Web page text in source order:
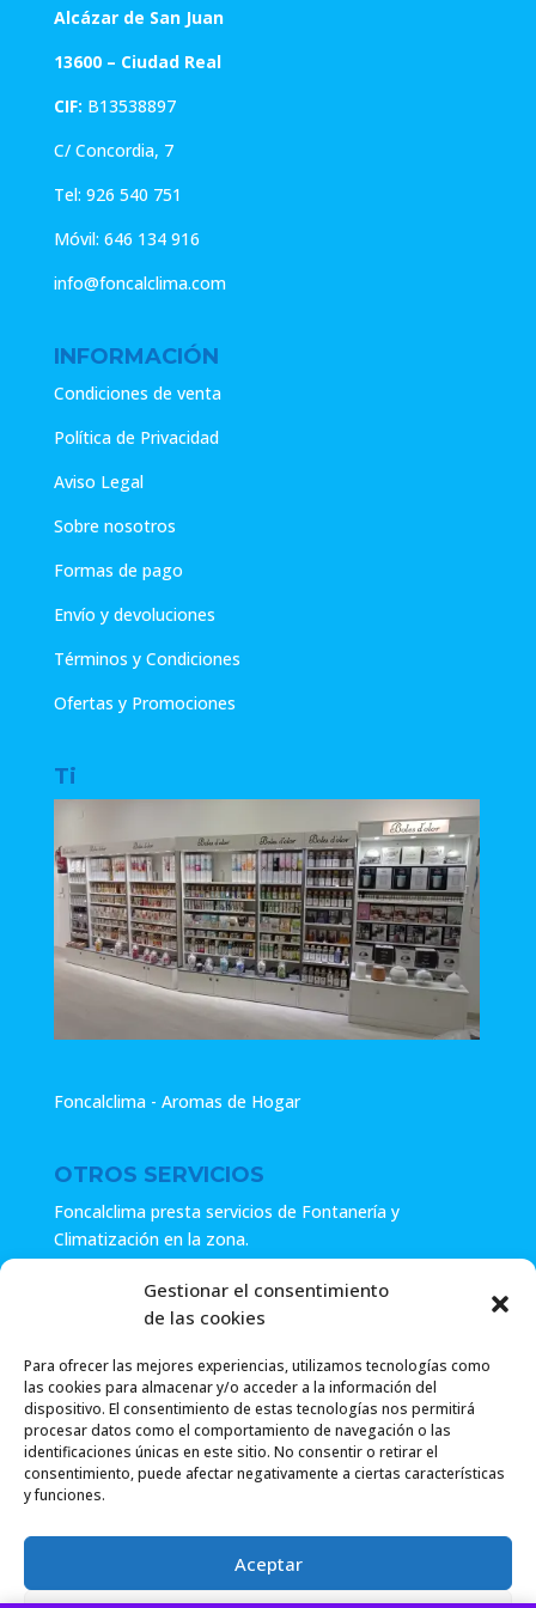
Gestionar el consentimiento
de las cookies
Para ofrecer las mejores experiencias, utilizamos tecnologías como
las cookies para almacenar y/o acceder a la información del
dispositivo. El consentimiento de estas tecnologías nos permitirá
procesar datos como el comportamiento de navegación o las
identificaciones únicas en este sitio. No consentir o retirar el
consentimiento, puede afectar negativamente a ciertas características
y funciones.
Aceptar
Alcázar de San Juan
13600 – Ciudad Real
CIF: B13538897
C/ Concordia, 7
Tel: 926 540 751
Móvil: 646 134 916
info@foncalclima.com
INFORMACIÓN
Condiciones de venta
Política de Privacidad
Aviso Legal
Sobre nosotros
Formas de pago
Envío y devoluciones
Términos y Condiciones
Ofertas y Promociones
Ti
Foncalclima - Aromas de Hogar
OTROS SERVICIOS
Foncalclima presta servicios de Fontanería y
Climatización en la zona.
Especialistas en sistemas de Osmosis.
Pide presupuesto sin compromiso o llámanos y haz tu
consulta.
Gratuito a partir de 49.99€